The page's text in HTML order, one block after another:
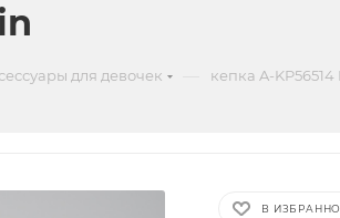
для девочек кепка A-KP56514
В